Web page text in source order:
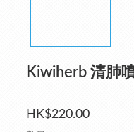
Kiwiherb 清肺
HK$220.00